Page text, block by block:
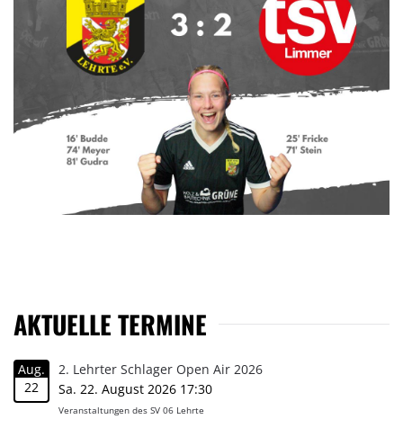
AKTUELLE TERMINE
Aug.
22
2. Lehrter Schlager Open Air 2026
Sa. 22. August 2026 17:30
Veranstaltungen des SV 06 Lehrte